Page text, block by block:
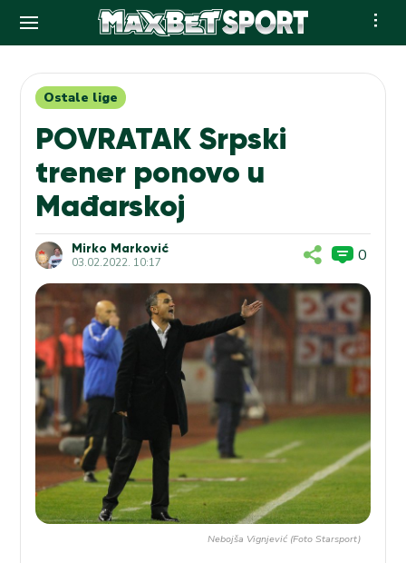
contentOstale lige
POVRATAK Srpski
trener ponovo u
Mađarskoj
Mirko Marković
03.02.2022. 10:17 0
Nebojša Vignjević (Foto Starsport)